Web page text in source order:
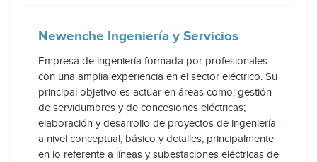
Newenche Ingeniería y Servicios
Empresa de ingeniería formada por profesionales
con una amplia experiencia en el sector eléctrico. Su
principal objetivo es actuar en áreas como: gestión
de servidumbres y de concesiones eléctricas;
elaboración y desarrollo de proyectos de ingeniería
a nivel conceptual, básico y detalles, principalmente
en lo referente a líneas y subestaciones eléctricas de